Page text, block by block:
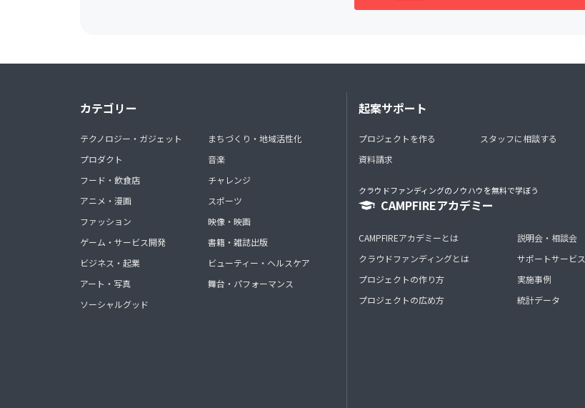
カテゴリー
テクノロジー・ガジェット
プロダクト
フード・飲食店
アニメ・漫画
ファッション
ゲーム・サービス開発
ビジネス・起業
アート・写真
ソーシャルグッド
まちづくり・地域活性化
音楽
チャレンジ
スポーツ
映像・映画
書籍・雑誌出版
ビューティー・ヘルスケア
舞台・パフォーマンス
起案サポート
プロジェクトを作る
資料請求
スタッフに相談する
クラウドファンディングのノウハウを無料で学ぼう
CAMPFIREアカデミー
CAMPFIREアカデミーとは
クラウドファンディングとは
プロジェクトの作り方
プロジェクトの広め方
説明会・相談会
サポートサービス
実施事例
統計データ